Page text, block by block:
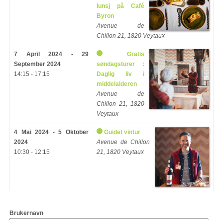
lunsj på Café
Byron
Avenue de
Chillon 21, 1820 Veytaux
7 April 2024 - 29
September 2024
14:15 - 17:15
Gratis
søndagsturer :
Daglig liv i
middelalderen
Avenue de
Chillon 21, 1820
Veytaux
4 Mai 2024 - 5 Oktober
2024
10:30 - 12:15
Guidet vintur
Avenue de Chillon
21, 1820 Veytaux
Brukernavn